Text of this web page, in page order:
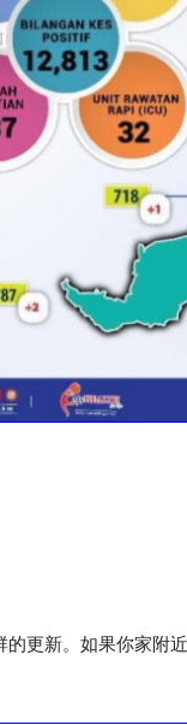
更新。如果你家附